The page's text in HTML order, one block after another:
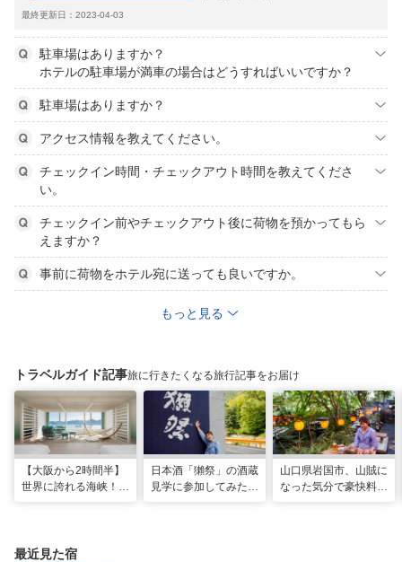
最終更新日：2023-04-03
駐車場はありますか？
ホテルの駐車場が満車の場合はどうすればいいですか？
駐車場はありますか？
アクセス情報を教えてください。
チェックイン時間・チェックアウト時間を教えてくださ
い。
チェックイン前やチェックアウト後に荷物を預かってもら
えますか？
事前に荷物をホテル宛に送っても良いですか。
もっと見る
トラベルガイド記事旅に行きたくなる旅行記事をお届け
【大阪から2時間半】
世界に誇れる海峡！
日本酒「獺祭」の酒蔵
見学に参加してみた！
山口県岩国市、山賊に
なった気分で豪快料理
最近見た宿